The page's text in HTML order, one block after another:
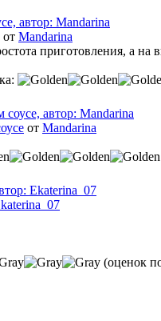
от Mandarina
приготовления, а на
от Mandarina
(оценок